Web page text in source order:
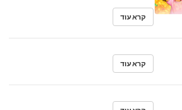
קרא עוד
קרא עוד